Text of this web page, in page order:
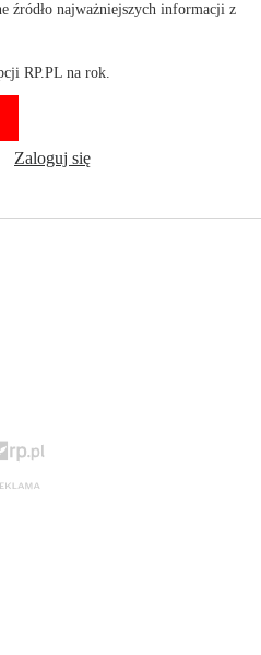
źródło najważniejszych informacji z
RP.PL na rok.
Zaloguj się